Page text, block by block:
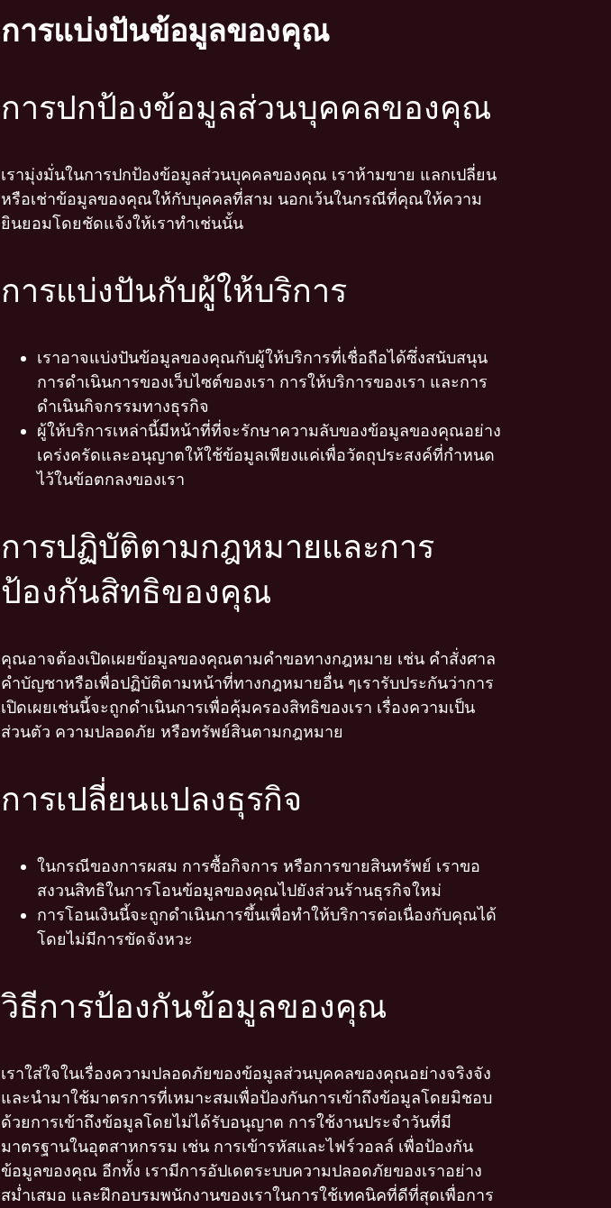
การแบ่งปันข้อมูลของคุณ
การปกป้องข้อมูลส่วนบุคคลของคุณ
เรามุ่งมั่นในการปกป้องข้อมูลส่วนบุคคลของคุณ เราห้ามขาย แลกเปลี่ยน
หรือเช่าข้อมูลของคุณให้กับบุคคลที่สาม นอกเว้นในกรณีที่คุณให้ความ
ยินยอมโดยชัดแจ้งให้เราทำเช่นนั้น
การแบ่งปันกับผู้ให้บริการ
เราอาจแบ่งปันข้อมูลของคุณกับผู้ให้บริการที่เชื่อถือได้ซึ่งสนับสนุน
การดำเนินการของเว็บไซต์ของเรา การให้บริการของเรา และการ
ดำเนินกิจกรรมทางธุรกิจ
ผู้ให้บริการเหล่านี้มีหน้าที่ที่จะรักษาความลับของข้อมูลของคุณอย่าง
เคร่งครัดและอนุญาตให้ใช้ข้อมูลเพียงแค่เพื่อวัตถุประสงค์ที่กำหนด
ไว้ในข้อตกลงของเรา
การปฏิบัติตามกฎหมายและการ
ป้องกันสิทธิของคุณ
คุณอาจต้องเปิดเผยข้อมูลของคุณตามคำขอทางกฎหมาย เช่น คำสั่งศาล
คำบัญชาหรือเพื่อปฏิบัติตามหน้าที่ทางกฎหมายอื่น ๆเรารับประกันว่าการ
เปิดเผยเช่นนี้จะถูกดำเนินการเพื่อคุ้มครองสิทธิของเรา เรื่องความเป็น
ส่วนตัว ความปลอดภัย หรือทรัพย์สินตามกฎหมาย
การเปลี่ยนแปลงธุรกิจ
ในกรณีของการผสม การซื้อกิจการ หรือการขายสินทรัพย์ เราขอ
สงวนสิทธิในการโอนข้อมูลของคุณไปยังส่วนร้านธุรกิจใหม่
การโอนเงินนี้จะถูกดำเนินการขึ้นเพื่อทำให้บริการต่อเนื่องกับคุณได้
โดยไม่มีการขัดจังหวะ
วิธีการป้องกันข้อมูลของคุณ
เราใส่ใจในเรื่องความปลอดภัยของข้อมูลส่วนบุคคลของคุณอย่างจริงจัง
และนำมาใช้มาตรการที่เหมาะสมเพื่อป้องกันการเข้าถึงข้อมูลโดยมิชอบ
ด้วยการเข้าถึงข้อมูลโดยไม่ได้รับอนุญาต การใช้งานประจำวันที่มี
มาตรฐานในอุตสาหกรรม เช่น การเข้ารหัสและไฟร์วอลล์ เพื่อป้องกัน
ข้อมูลของคุณ อีกทั้ง เรามีการอัปเดตระบบความปลอดภัยของเราอย่าง
สม่ำเสมอ และฝึกอบรมพนักงานของเราในการใช้เทคนิคที่ดีที่สุดเพื่อการ